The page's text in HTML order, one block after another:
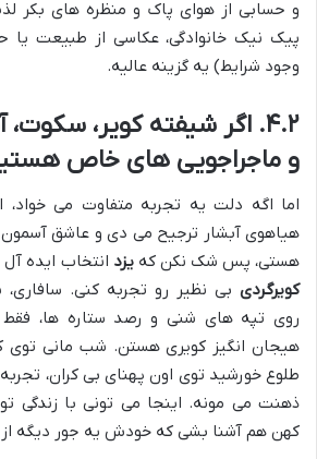
و حسابی از هوای پاک و منظره های بکر
پیک نیک خانوادگی، عکاسی از طبیعت یا
وجود شرایط) یه گزینه عالیه.
۴.۲. اگر شیفته کویر،
و ماجراجویی های خاص
اما اگه دلت یه تجربه متفاوت می
هیاهوی آبشار ترجیح می دی و عاشق
هستی، پس شک نکن کهیزد انتخاب ایده
کویرگردی بی نظیر رو تجربه کنی. سافاری،
روی تپه های شنی و رصد ستاره ها،
هیجان انگیز کویری هستن. شب مانی توی
طلوع خورشید توی اون پهنای بی کران،
ذهنت می مونه. اینجا می تونی با زندگی
کهن هم آشنا بشی که خودش یه جور دیگه از